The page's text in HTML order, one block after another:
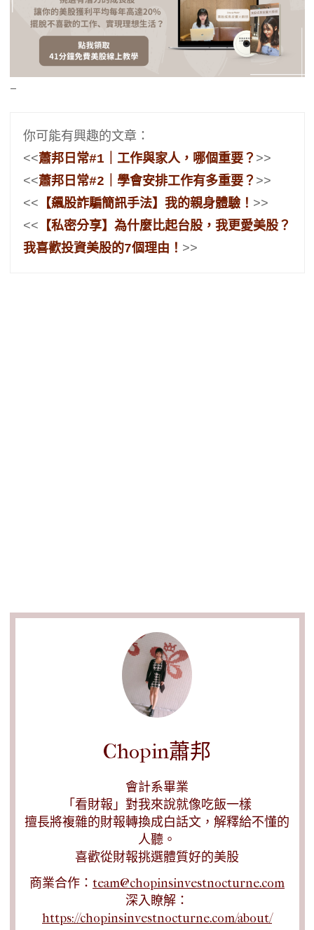
–
你可能有興趣的文章：
<<蕭邦日常#1｜工作與家人，哪個重要？ >>
<<蕭邦日常#2｜學會安排工作有多重要？ >>
<< 【飆股詐騙簡訊手法】我的親身體驗！ >>
<< 【私密分享】為什麼比起台股，我更愛美股？
我喜歡投資美股的7個理由！ >>
Chopin蕭邦
會計系畢業
「看財報」對我來說就像吃飯一樣
擅長將複雜的財報轉換成白話文，解釋給不懂的
人聽。
喜歡從財報挑選體質好的美股
商業合作： team@chopinsinvestnocturne.com
深入瞭解：
https://chopinsinvestnocturne.com/about/